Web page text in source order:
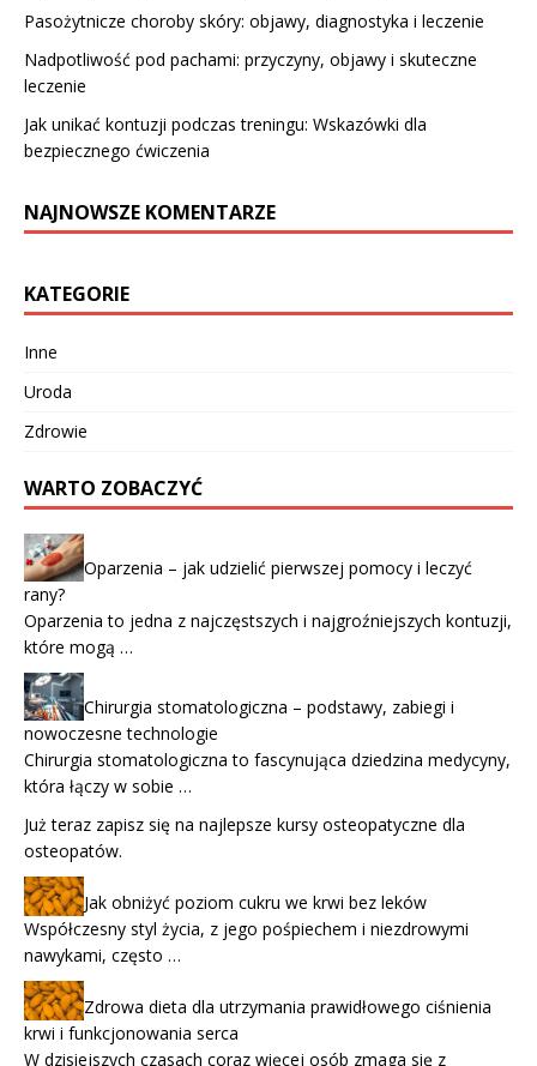
Pasożytnicze choroby skóry: objawy, diagnostyka i leczenie
Nadpotliwość pod pachami: przyczyny, objawy i skuteczne
leczenie
Jak unikać kontuzji podczas treningu: Wskazówki dla
bezpiecznego ćwiczenia
NAJNOWSZE KOMENTARZE
KATEGORIE
Inne
Uroda
Zdrowie
WARTO ZOBACZYĆ
Oparzenia – jak udzielić pierwszej pomocy i leczyć
rany?
Oparzenia to jedna z najczęstszych i najgroźniejszych kontuzji,
które mogą …
Chirurgia stomatologiczna – podstawy, zabiegi i
nowoczesne technologie
Chirurgia stomatologiczna to fascynująca dziedzina medycyny,
która łączy w sobie …
Już teraz zapisz się na najlepsze kursy osteopatyczne dla
osteopatów.
Jak obniżyć poziom cukru we krwi bez leków
Współczesny styl życia, z jego pośpiechem i niezdrowymi
nawykami, często …
Zdrowa dieta dla utrzymania prawidłowego ciśnienia
krwi i funkcjonowania serca
W dzisiejszych czasach coraz więcej osób zmaga się z